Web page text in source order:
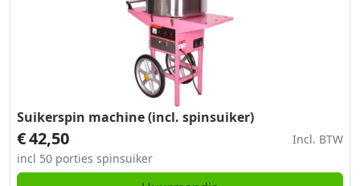
Suikerspin machine (incl. spinsuiker)
€42,50
Incl. BTW
incl 50 porties spinsuiker